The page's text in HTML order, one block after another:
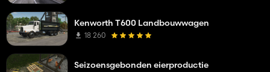
Kenworth T600 Landbouwwagen
18 260
Seizoensgebonden eierproductie